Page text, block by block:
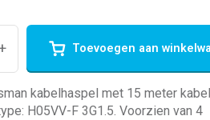
Toevoegen aan
kabelhaspel met 15 meter
H05VV-F 3G1.5. Voorzien van 4